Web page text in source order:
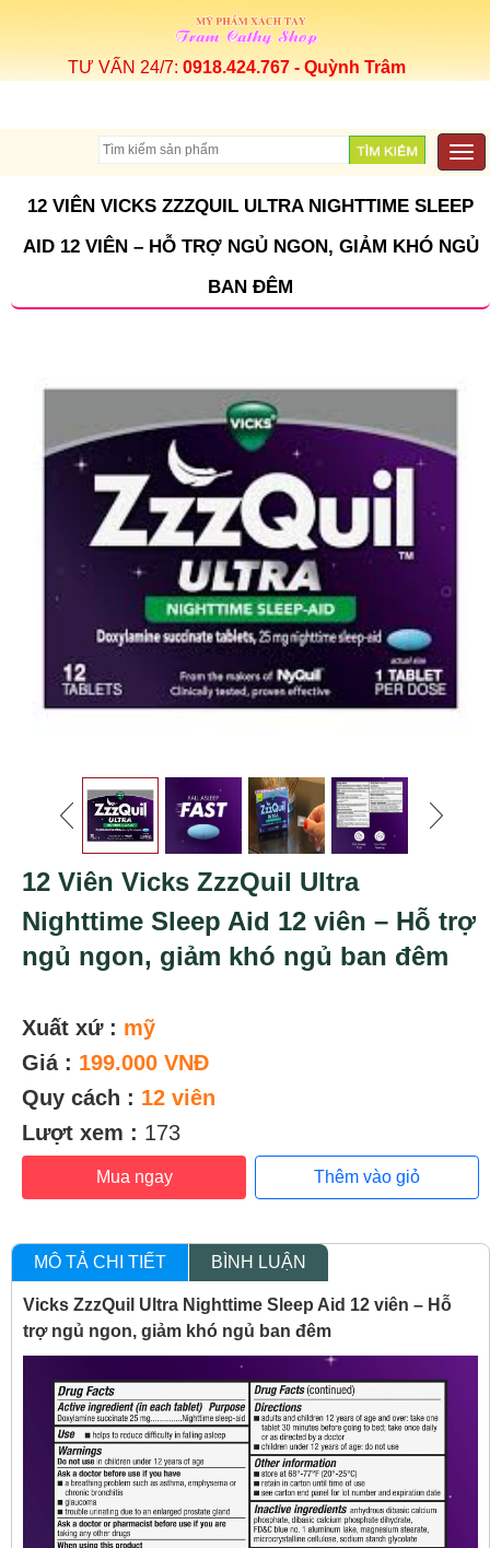
TƯ VẤN 24/7: 0918.424.767 - Quỳnh Trâm
12 VIÊN VICKS ZZZQUIL ULTRA NIGHTTIME SLEEP
AID 12 VIÊN – HỖ TRỢ NGỦ NGON, GIẢM KHÓ NGỦ
BAN ĐÊM
12 Viên Vicks ZzzQuil Ultra
Nighttime Sleep Aid 12 viên – Hỗ trợ
ngủ ngon, giảm khó ngủ ban đêm
Xuất xứ : mỹ
Giá : 199.000 VNĐ
Quy cách : 12 viên
Lượt xem : 173
Mua ngay Thêm vào giỏ
MÔ TẢ CHI TIẾT BÌNH LUẬN
Vicks ZzzQuil Ultra Nighttime Sleep Aid 12 viên – Hỗ
trợ ngủ ngon, giảm khó ngủ ban đêm